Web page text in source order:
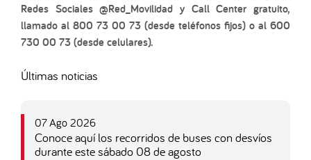
Redes Sociales @Red_Movilidad y Call Center gratuito,
llamado al 800 73 00 73 (desde teléfonos fijos) o al 600
730 00 73 (desde celulares).
Últimas noticias
07 Ago 2026
Conoce aquí los recorridos de buses con desvíos
durante este sábado 08 de agosto